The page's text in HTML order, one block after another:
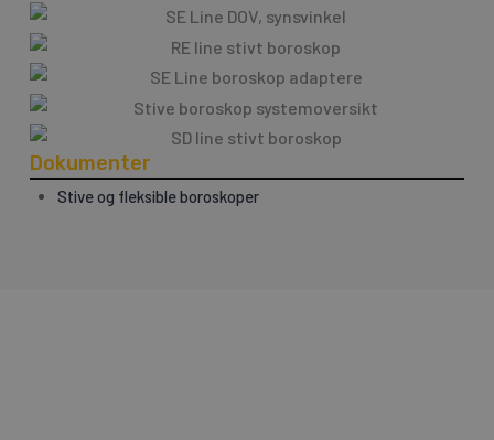
Dokumenter
Stive og fleksible boroskoper